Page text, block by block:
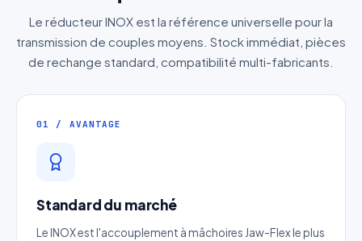
Le réducteur INOX est la référence universelle pour la
transmission de couples moyens. Stock immédiat, pièces
de rechange standard, compatibilité multi-fabricants.
01 / AVANTAGE
Standard du marché
Le INOX est l'accouplement à mâchoires Jaw-Flex le plus